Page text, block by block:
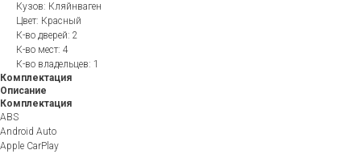
Кузов: Кляйнваген
Цвет: Красный
К-во дверей: 2
К-во мест: 4
К-во владельцев: 1
Комплектация
Описание
Комплектация
ABS
Android Auto
Apple CarPlay